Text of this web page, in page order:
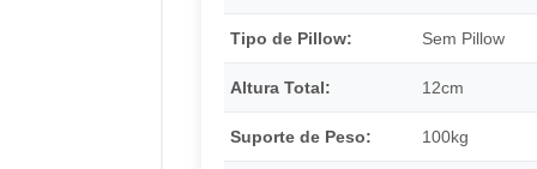
Tipo de Pillow: Sem Pillow
Altura Total: 12cm
Suporte de Peso: 100kg